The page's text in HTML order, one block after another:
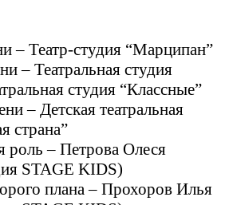
– Театр-студия “Марципан”
– Театральная студия
студия “Классные”
– Детская театральная
страна”
роль – Петрова Олеся
STAGE KIDS)
плана – Прохоров Илья